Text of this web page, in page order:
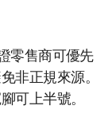
零售商可優先
非正規來源。
可上半號。